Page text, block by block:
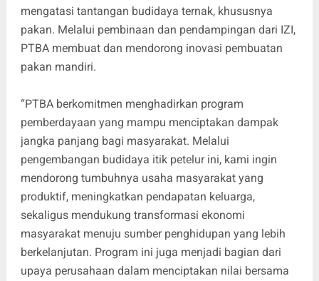
mengatasi tantangan budidaya ternak, khususnya
pakan. Melalui pembinaan dan pendampingan dari IZI,
PTBA membuat dan mendorong inovasi pembuatan
pakan mandiri.
“PTBA berkomitmen menghadirkan program
pemberdayaan yang mampu menciptakan dampak
jangka panjang bagi masyarakat. Melalui
pengembangan budidaya itik petelur ini, kami ingin
mendorong tumbuhnya usaha masyarakat yang
produktif, meningkatkan pendapatan keluarga,
sekaligus mendukung transformasi ekonomi
masyarakat menuju sumber penghidupan yang lebih
berkelanjutan. Program ini juga menjadi bagian dari
upaya perusahaan dalam menciptakan nilai bersama